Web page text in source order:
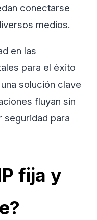
conectarse
medios.
en las
para el éxito
solución clave
fluyan sin
seguridad para
fija y